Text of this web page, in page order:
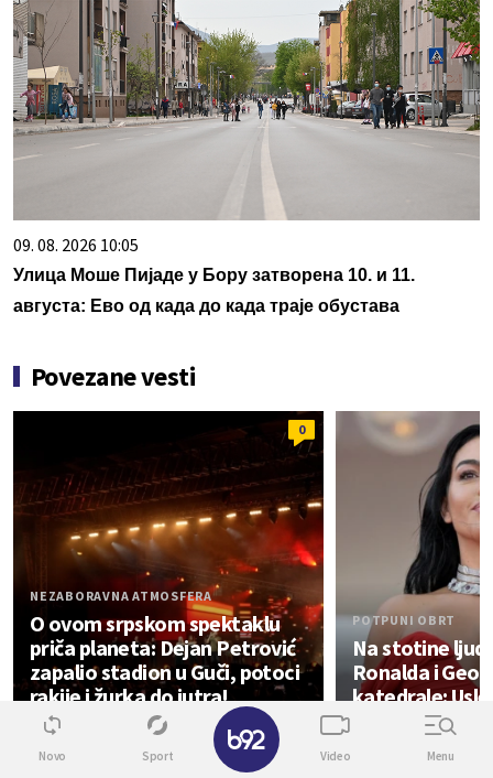
09. 08. 2026 10:05
Улица Моше Пијаде у Бору затворена 10. и 11.
августа: Ево од када до када траје обустава
Povezane vesti
0
NEZABORAVNA ATMOSFERA
O ovom srpskom spektaklu
priča planeta: Dejan Petrović
zapalio stadion u Guči, potoci
rakije i žurka do jutra!
POTPUNI OBRT
Na stotine
Ronalda i
katedrale:
Život
Novo Sport Video Menu
✕